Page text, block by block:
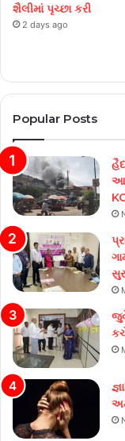
શૈલીમાં પૃચ્છા કરી
2 days ago
Popular Posts